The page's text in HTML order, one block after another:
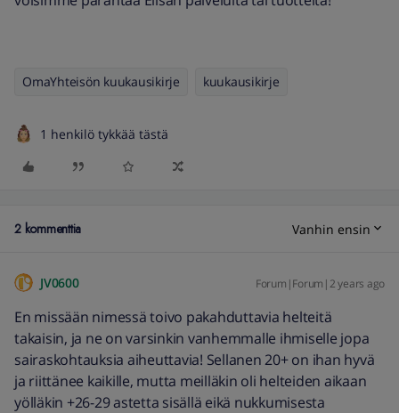
OmaYhteisön kuukausikirje kuukausikirje
1 henkilö tykkää tästä
2 kommenttia Vanhin ensin
JV0600 Forum|Forum|2 years ago
En missään nimessä toivo pakahduttavia helteitä
takaisin, ja ne on varsinkin vanhemmalle ihmiselle jopa
sairaskohtauksia aiheuttavia! Sellanen 20+ on ihan hyvä
ja riittänee kaikille, mutta meilläkin oli helteiden aikaan
yölläkin +26-29 astetta sisällä eikä nukkumisesta